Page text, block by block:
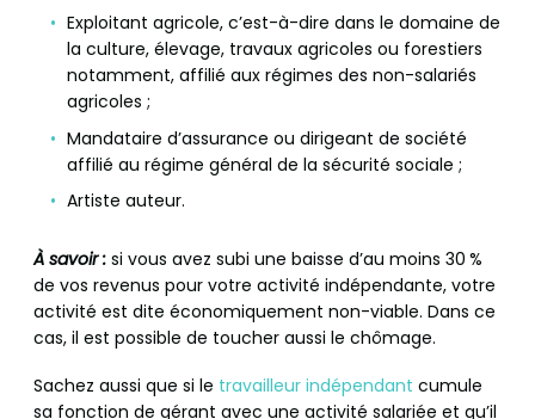
Exploitant agricole, c’est-à-dire dans le domaine de
la culture, élevage, travaux agricoles ou forestiers
notamment, affilié aux régimes des non-salariés
agricoles ;
Mandataire d’assurance ou dirigeant de société
affilié au régime général de la sécurité sociale ;
Artiste auteur.
À savoir : si vous avez subi une baisse d’au moins 30 %
de vos revenus pour votre activité indépendante, votre
activité est dite économiquement non-viable. Dans ce
cas, il est possible de toucher aussi le chômage.
Sachez aussi que si le travailleur indépendant cumule
sa fonction de gérant avec une activité salariée et qu’il